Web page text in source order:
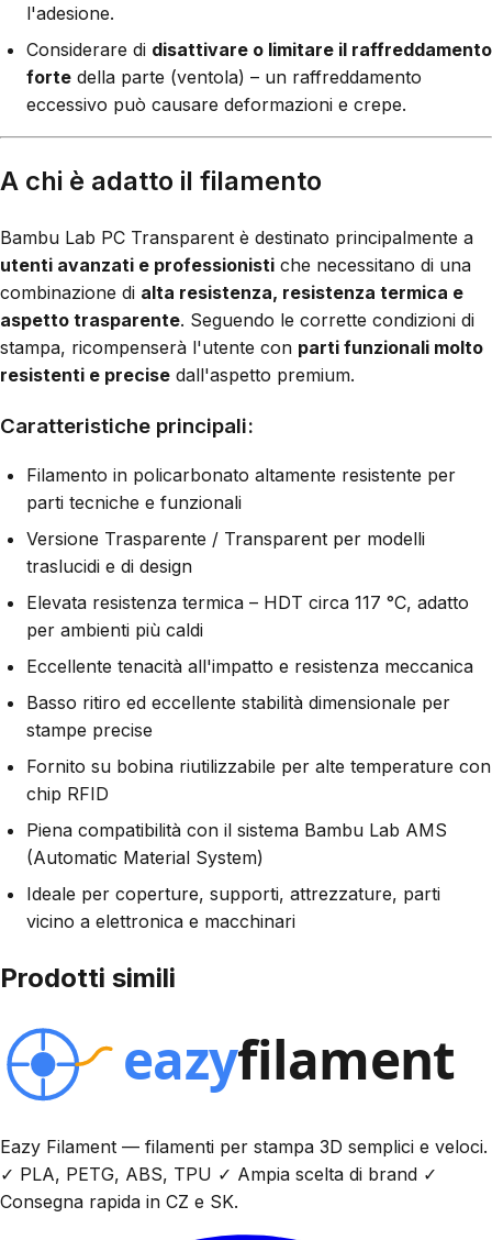
l'adesione.
Considerare di disattivare o limitare il raffreddamento
forte della parte (ventola) – un raffreddamento
eccessivo può causare deformazioni e crepe.
A chi è adatto il filamento
Bambu Lab PC Transparent è destinato principalmente a
utenti avanzati e professionisti che necessitano di una
combinazione di alta resistenza, resistenza termica e
aspetto trasparente. Seguendo le corrette condizioni di
stampa, ricompenserà l'utente con parti funzionali molto
resistenti e precise dall'aspetto premium.
Caratteristiche principali:
Filamento in policarbonato altamente resistente per
parti tecniche e funzionali
Versione Trasparente / Transparent per modelli
traslucidi e di design
Elevata resistenza termica – HDT circa 117 °C, adatto
per ambienti più caldi
Eccellente tenacità all'impatto e resistenza meccanica
Basso ritiro ed eccellente stabilità dimensionale per
stampe precise
Fornito su bobina riutilizzabile per alte temperature con
chip RFID
Piena compatibilità con il sistema Bambu Lab AMS
(Automatic Material System)
Ideale per coperture, supporti, attrezzature, parti
vicino a elettronica e macchinari
Prodotti simili
Eazy Filament — filamenti per stampa 3D semplici e veloci.
✓ PLA, PETG, ABS, TPU ✓ Ampia scelta di brand ✓
Consegna rapida in CZ e SK.